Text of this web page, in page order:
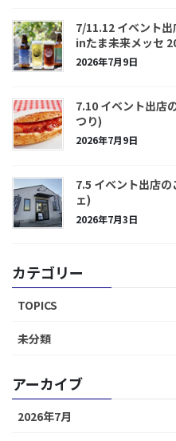
7/11.12 イベント
inたま未来メッセ
2026年7月9日
7.10 イベント出店
つり)
2026年7月9日
7.5 イベント出店
ェ)
2026年7月3日
カテゴリー
TOPICS
未分類
アーカイブ
2026年7月